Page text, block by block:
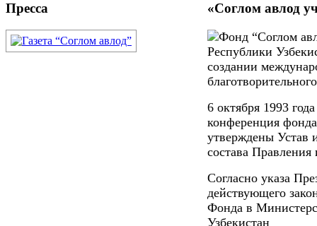
Пресса «Соглом авлод
Фонд “Соглом
Республики
создании
6 октября 1993
конференция
утверждены Устав
состава
Cогласно указа
действующего
Фонда в
Узбекистан